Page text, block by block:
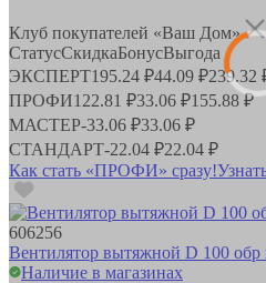
Клуб покупателей «Ваш Дом»
СтатусСкидкаБонусВыгода
ЭКСПЕРТ195.24 ₽44.09 ₽239.32
ПРОФИ122.81 ₽33.06 ₽155.88 ₽
МАСТЕР-33.06 ₽33.06 ₽
СТАНДАРТ-22.04 ₽22.04 ₽
Как стать «ПРОФИ» сразу!
606256
Вентилятор вытяжной D 100
Наличие в магазинах